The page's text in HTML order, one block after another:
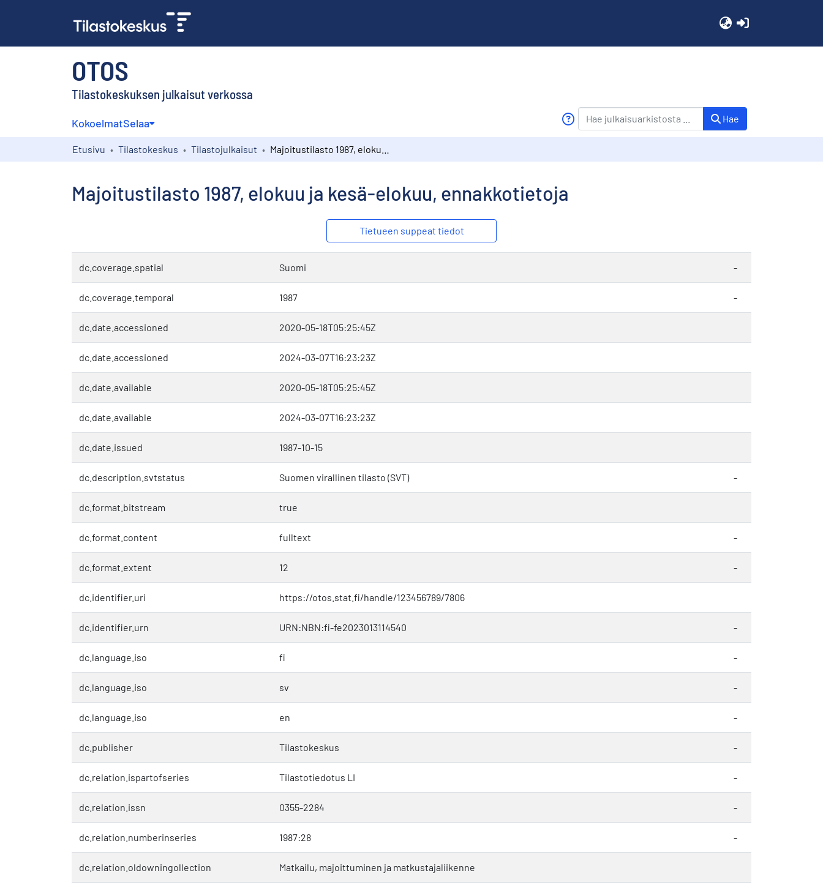
OTOS
Tilastokeskuksen julkaisut verkossa
KokoelmatSelaa Hae
Etusivu Tilastokeskus Tilastojulkaisut
Majoitustilasto 1987, elokuu ja kesä-elokuu, ennakkotietoja
Tietueen suppeat tiedot
dc.coverage.spatial Suomi -
dc.coverage.temporal 1987 -
dc.date.accessioned 2020-05-18T05:25:45Z
dc.date.accessioned 2024-03-07T16:23:23Z
dc.date.available 2020-05-18T05:25:45Z
dc.date.available 2024-03-07T16:23:23Z
dc.date.issued 1987-10-15
dc.description.svtstatus Suomen virallinen tilasto (SVT) -
dc.format.bitstream true
dc.format.content fulltext -
dc.format.extent 12 -
dc.identifier.uri https://otos.stat.fi/handle/123456789/7806
dc.identifier.urn URN:NBN:fi-fe2023013114540 -
dc.language.iso fi -
dc.language.iso sv -
dc.language.iso en -
dc.publisher Tilastokeskus -
dc.relation.ispartofseries Tilastotiedotus LI -
dc.relation.issn 0355-2284 -
dc.relation.numberinseries 1987:28 -
dc.relation.oldowningollection Matkailu, majoittuminen ja matkustajaliikenne